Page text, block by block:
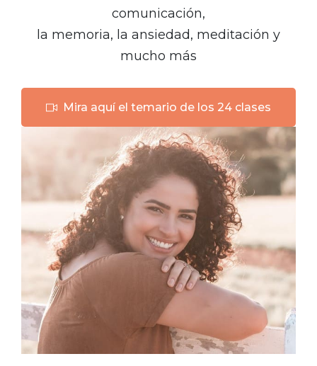
comunicación,
la memoria, la ansiedad, meditación y
mucho más
Mira aquí el temario de los 24 clases